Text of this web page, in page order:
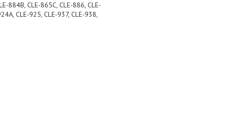
884B, CLE-865C, CLE-886, CLE-
CLE-925, CLE-937, CLE-938,